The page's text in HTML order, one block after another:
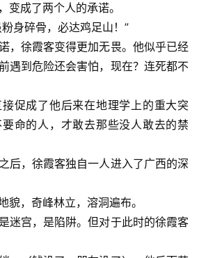
变成了两个人的承诺。
身碎骨，必达鸡足山！”
，徐霞客变得更加无畏。他似乎已经
遇到危险还会害怕，现在？连死都不
促成了他后来在地理学上的重大突
命的人，才敢去那些没人敢去的禁
后，徐霞客独自一人进入了广西的深
貌，奇峰林立，溶洞遍布。
迷宫，是陷阱。但对于此时的徐霞客